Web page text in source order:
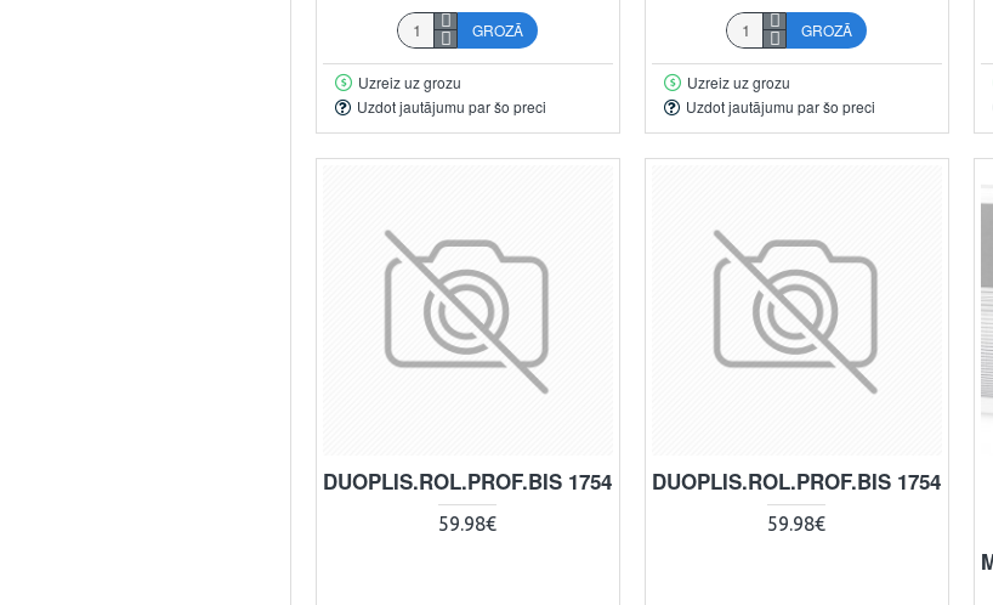
GROZĀ
Uzreiz uz grozu
Uzdot jautājumu par šo preci
GROZĀ
Uzreiz uz grozu
Uzdot jautājumu par šo preci
DUOPLIS.ROL.PROF.BIS 1754
59.98€
DUOPLIS.ROL.PROF.BIS 1754
59.98€